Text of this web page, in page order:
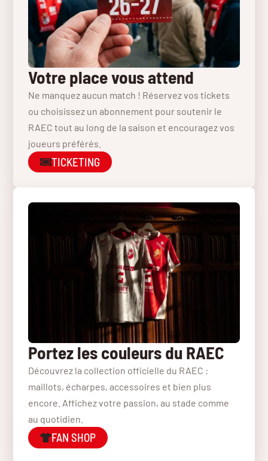
Votre place vous attend
Ne manquez aucun match ! Réservez vos tickets
ou choisissez un abonnement pour soutenir le
RAEC tout au long de la saison et encouragez vos
joueurs préférés.
TICKETING
Portez les couleurs du RAEC
Découvrez la collection officielle du RAEC :
maillots, écharpes, accessoires et bien plus
encore. Affichez votre passion, au stade comme
au quotidien.
FAN SHOP